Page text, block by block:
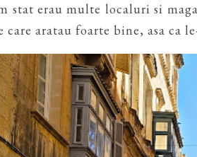
stat erau multe localuri si
care aratau foarte bine, asa ca